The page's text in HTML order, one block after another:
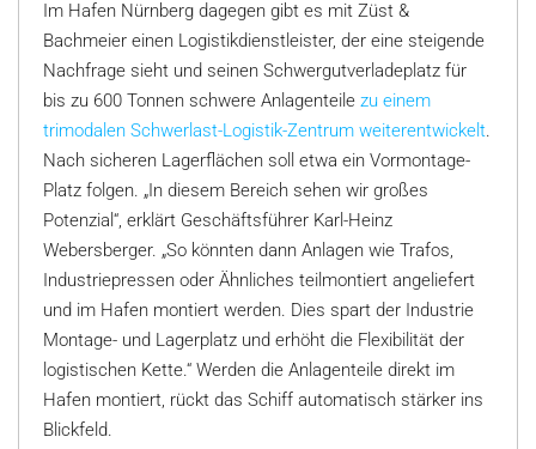
Im Hafen Nürnberg dagegen gibt es mit Züst &
Bachmeier einen Logistikdienstleister, der eine steigende
Nachfrage sieht und seinen Schwergutverladeplatz für
bis zu 600 Tonnen schwere Anlagenteile zu einem
trimodalen Schwerlast-Logistik-Zentrum weiterentwickelt.
Nach sicheren Lagerflächen soll etwa ein Vormontage-
Platz folgen. „In diesem Bereich sehen wir großes
Potenzial“, erklärt Geschäftsführer Karl-Heinz
Webersberger. „So könnten dann Anlagen wie Trafos,
Industriepressen oder Ähnliches teilmontiert angeliefert
und im Hafen montiert werden. Dies spart der Industrie
Montage- und Lagerplatz und erhöht die Flexibilität der
logistischen Kette.“ Werden die Anlagenteile direkt im
Hafen montiert, rückt das Schiff automatisch stärker ins
Blickfeld.